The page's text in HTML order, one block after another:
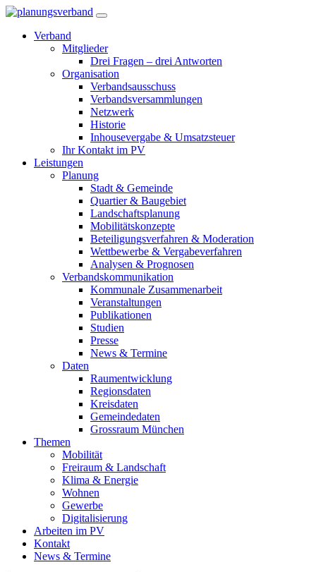
Verband
Mitglieder
Drei Fragen – drei Antworten
Organisation
Verbandsausschuss
Verbandsversammlungen
Netzwerk
Historie
Inhousevergabe & Umsatzsteuer
Ihr Kontakt im PV
Leistungen
Planung
Stadt & Gemeinde
Quartier & Baugebiet
Landschaftsplanung
Mobilitätskonzepte
Beteiligungsverfahren & Moderation
Wettbewerbe & Vergabeverfahren
Analysen & Prognosen
Verbandskommunikation
Kommunale Zusammenarbeit
Veranstaltungen
Publikationen
Studien
Presse
News & Termine
Daten
Raumentwicklung
Regionsdaten
Kreisdaten
Gemeindedaten
Grossraum München
Themen
Mobilität
Freiraum & Landschaft
Klima & Energie
Wohnen
Gewerbe
Digitalisierung
Arbeiten im PV
Kontakt
News & Termine